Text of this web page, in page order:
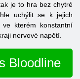
je to hra bez chytré
uchýlit se k jejich
kterém konstantní
nervové napětí.
Bloodline